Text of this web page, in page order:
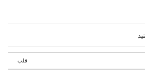
قلب